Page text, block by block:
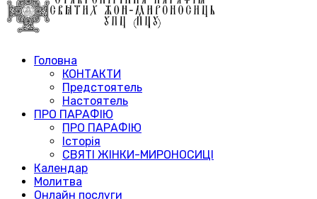
Головна
КОНТАКТИ
Предстоятель
Настоятель
ПРО ПАРАФІЮ
ПРО ПАРАФІЮ
Історія
СВЯТІ ЖІНКИ-МИРОНОСИЦІ
Календар
Молитва
Онлайн послуги